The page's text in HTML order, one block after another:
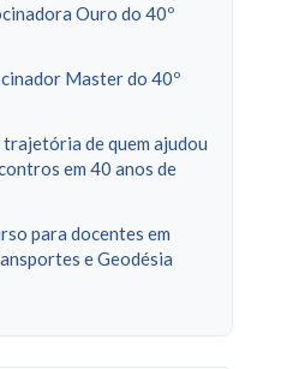
Ouro do 40º
Master do 40º
de quem ajudou
em 40 anos de
para docentes em
e Geodésia